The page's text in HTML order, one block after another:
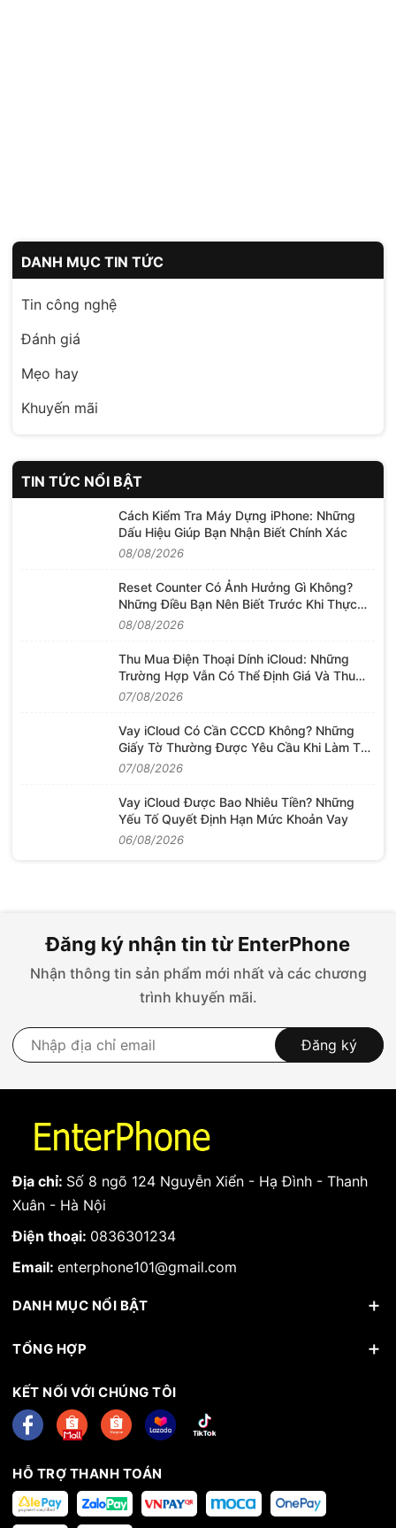
DANH MỤC TIN TỨC
Tin công nghệ
Đánh giá
Mẹo hay
Khuyến mãi
TIN TỨC NỔI BẬT
Cách Kiểm Tra Máy Dựng iPhone: Những
Dấu Hiệu Giúp Bạn Nhận Biết Chính Xác
08/08/2026
Reset Counter Có Ảnh Hưởng Gì Không?
Những Điều Bạn Nên Biết Trước Khi Thực
Hiện
08/08/2026
Thu Mua Điện Thoại Dính iCloud: Những
Trường Hợp Vẫn Có Thể Định Giá Và Thu
Mua
07/08/2026
Vay iCloud Có Cần CCCD Không? Những
Giấy Tờ Thường Được Yêu Cầu Khi Làm Thủ
Tục
07/08/2026
Vay iCloud Được Bao Nhiêu Tiền? Những
Yếu Tố Quyết Định Hạn Mức Khoản Vay
06/08/2026
Đăng ký nhận tin từ EnterPhone
Nhận thông tin sản phẩm mới nhất và các chương
trình khuyến mãi.
Đăng ký
Địa chỉ: Số 8 ngõ 124 Nguyễn Xiển - Hạ Đình - Thanh
Xuân - Hà Nội
Điện thoại: 0836301234
Email: enterphone101@gmail.com
DANH MỤC NỔI BẬT
TỔNG HỢP
KẾT NỐI VỚI CHÚNG TÔI
HỖ TRỢ THANH TOÁN